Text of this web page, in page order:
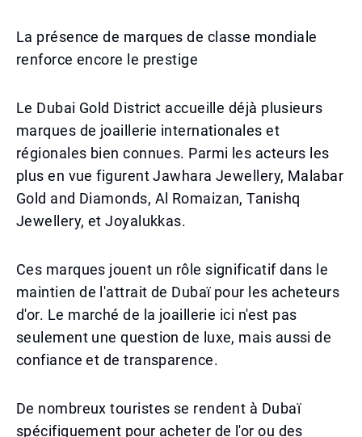
La présence de marques de classe mondiale
renforce encore le prestige
Le Dubai Gold District accueille déjà plusieurs
marques de joaillerie internationales et
régionales bien connues. Parmi les acteurs les
plus en vue figurent Jawhara Jewellery, Malabar
Gold and Diamonds, Al Romaizan, Tanishq
Jewellery, et Joyalukkas.
Ces marques jouent un rôle significatif dans le
maintien de l'attrait de Dubaï pour les acheteurs
d'or. Le marché de la joaillerie ici n'est pas
seulement une question de luxe, mais aussi de
confiance et de transparence.
De nombreux touristes se rendent à Dubaï
spécifiquement pour acheter de l'or ou des